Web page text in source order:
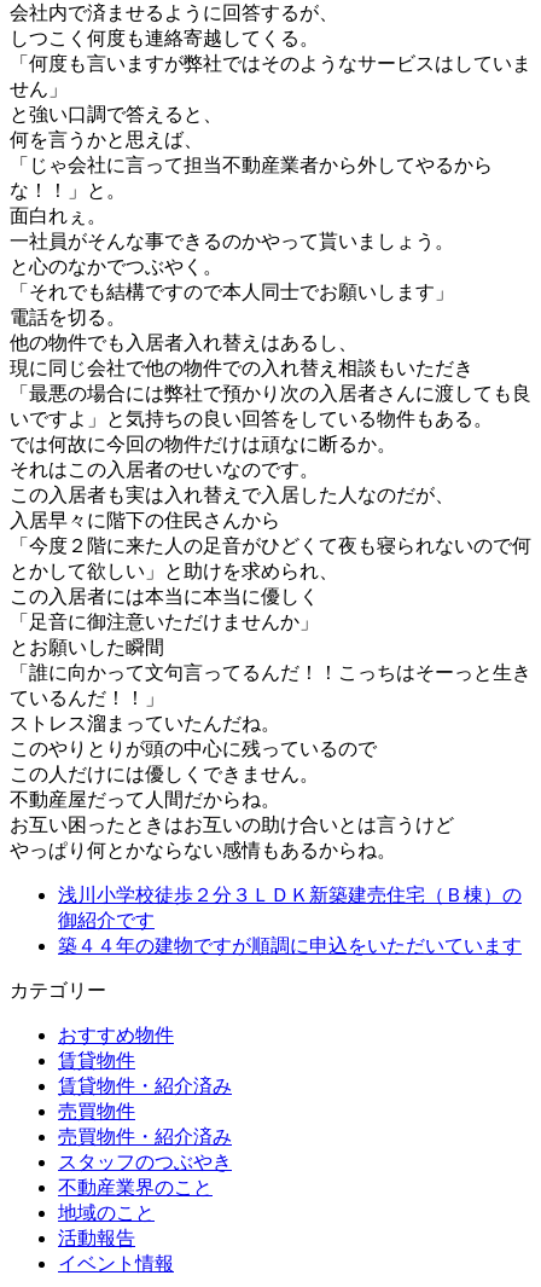
会社内で済ま せるように回答するが、
しつこく 何度も連絡寄越してくる。
「何度も言いますが弊社ではそのようなサービスはしていま
せん」
と強い口調で答えると、
何を言うかと思えば、
「 じゃ会社に言って担当不動産業者から外してやるから
な！！」と。
面白れぇ。
一社員がそんな事できるのかやって貰いましょう。
と心のなかでつぶやく。
「それでも結構ですので本人同士でお願いします」
電話を切る。
他の物件でも入居者入れ替えはあるし、
現に同じ会社で他の物件での入れ替え相談もいただき
「最悪の場合には弊社で預かり次の入居者さんに渡しても良
いですよ」
と気持ちの良い回答をしている物件もある。
では何故に今回の物件だけは頑なに断るか。
それはこの入居者のせいなのです。
この入居者も実は入れ替えで入居した人なのだが、
入居早々に階下の住民さんから
「今度２階に来た 人の足音がひどくて夜も寝られないので何
とかして欲しい」
と助けを求められ、
この入居者には本当に本当に優しく
「足音に御注意いただけませんか」
とお願いした瞬間
「誰に向かって文句言ってるんだ！！ こっちはそーっと生き
ているんだ！！」
ストレス溜まっていたんだね。
このやりとりが頭の中心に残っているので
この人だけには優しくできません。
不動産屋だって人間だからね。
お互い困ったときはお互いの助け合いとは言うけど
やっぱり何とかならない感情もあるからね。
浅川小学校徒歩２分３ＬＤＫ新築建売住宅（Ｂ棟）の
御紹介です
築４４年の建物ですが順調に申込をいただいています
カテゴリー
おすすめ物件
賃貸物件
賃貸物件・紹介済み
売買物件
売買物件・紹介済み
スタッフのつぶやき
不動産業界のこと
地域のこと
活動報告
イベント情報